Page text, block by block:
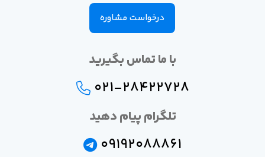
درخواست مشاوره
با ما تماس بگیرید
021-28422728
تلگرام پیام دهید
09192088861